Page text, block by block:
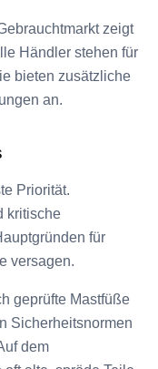
zeigt
Händler stehen für
bieten zusätzliche
an.
Priorität.
kritische
für
versagen.
geprüfte Mastfüße
Sicherheitsnormen
dem